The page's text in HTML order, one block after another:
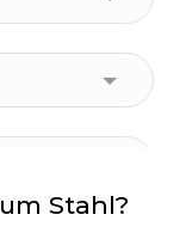
Stahl?